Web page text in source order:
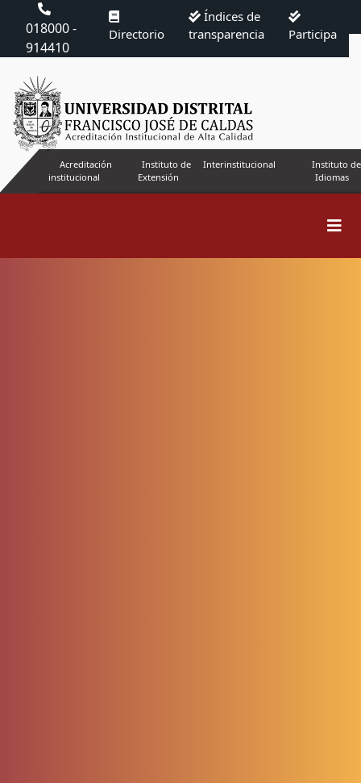
018000 -
914410
Directorio
Índices de
transparencia
Participa
Acreditación
institucional
Instituto de
Extensión
Interinstitucional
Instituto de
Idiomas